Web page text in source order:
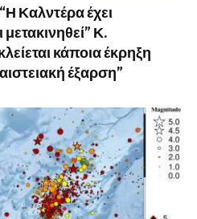
Καλντέρα έχει
μετακινηθεί” Κ.
κάποια έκρηξη
έξαρση”